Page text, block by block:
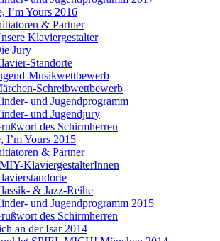
I’m Yours 2016
& Partner
Klaviergestalter
Jury
Standorte
Musikwettbewerb
Schreibwettbewerb
und Jugendprogramm
und Jugendjury
des Schirmherren
I’m Yours 2015
& Partner
KlaviergestalterInnen
& Jazz-Reihe
und Jugendprogramm 2015
des Schirmherren
an der Isar 2014